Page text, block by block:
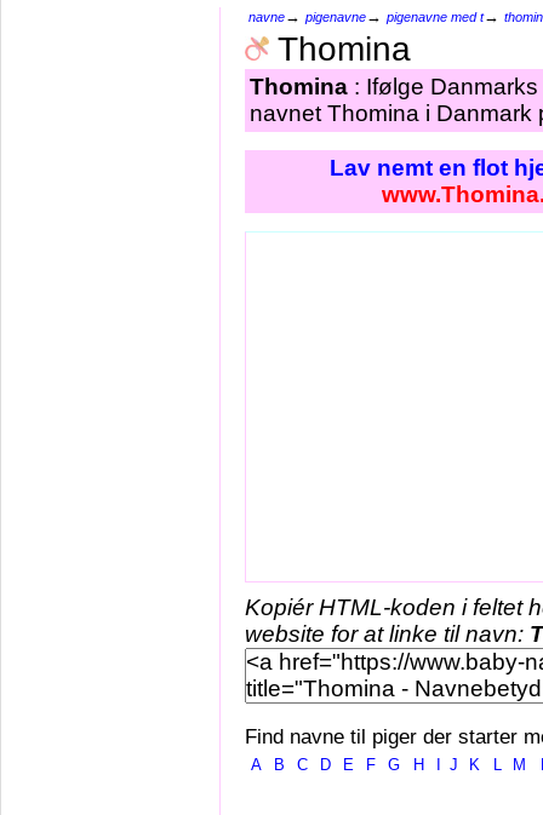
navne→ pigenavne→ pigenavne med t→
Thomina
Thomina : Ifølge
navnet Thomina i Danmark
Lav nemt en flot
Kopiér HTML-koden i feltet
website for at linke til navn:
Find navne til piger der starter
A B C D E F G H J K L M